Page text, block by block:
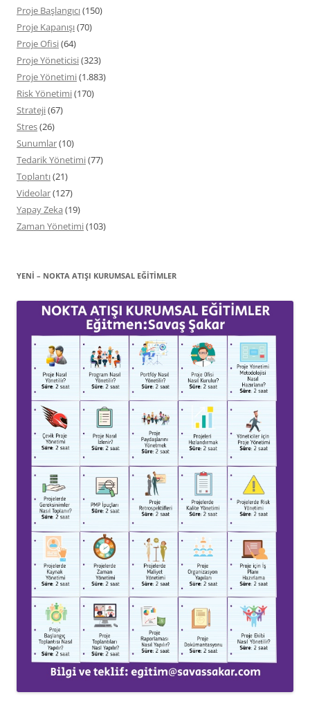
Proje Başlangıcı(150)
Proje Kapanışı(70)
Proje Ofisi(64)
Proje Yöneticisi(323)
Proje Yönetimi(1.883)
Risk Yönetimi(170)
Strateji(67)
Stres(26)
Sunumlar(10)
Tedarik Yönetimi(77)
Toplantı(21)
Videolar(127)
Yapay Zeka (19)
Zaman Yönetimi(103)
YENİ – NOKTA ATIŞI KURUMSAL EĞITIMLER